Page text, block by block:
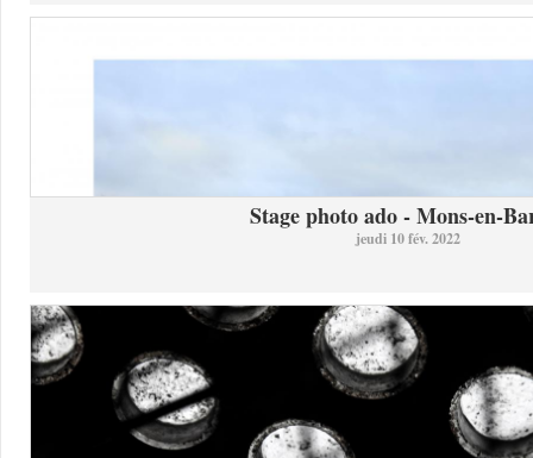
Stage photo ado - Mons-en-
jeudi 10 fév. 2022